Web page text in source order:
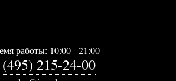
работы: 10:00 - 21:00
215-24-00